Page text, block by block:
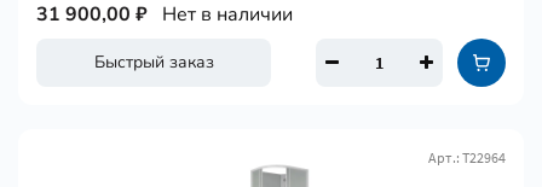
Быстрый заказ
31 900,00 ₽ Нет в наличии
Арт.: Т22964